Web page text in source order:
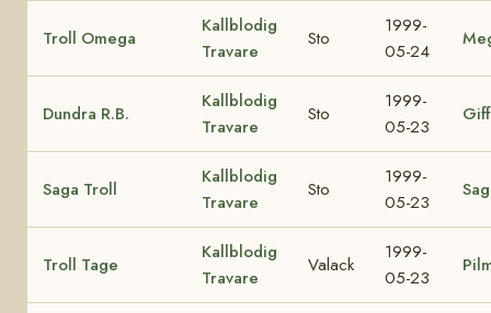
Troll Omega
Kallblodig
Travare
Sto
1999-
05-24
Dundra R.B.
Kallblodig
Travare
Sto
1999-
05-23
Saga Troll
Kallblodig
Travare
Sto
1999-
05-23
Troll Tage
Kallblodig
Travare
Valack
1999-
05-23